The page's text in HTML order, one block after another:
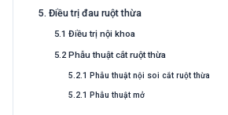
5. Điều trị đau ruột thừa
5.1 Điều trị nội khoa
5.2 Phẫu thuật cắt ruột thừa
5.2.1 Phẫu thuật nội soi cắt ruột thừa
5.2.1 Phẫu thuật mở